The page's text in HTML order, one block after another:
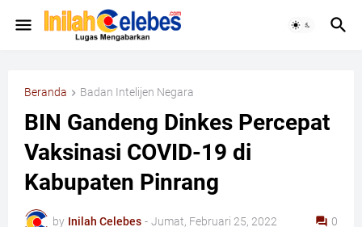
Beranda Badan Intelijen Negara
BIN Gandeng Dinkes Percepat
Vaksinasi COVID-19 di
Kabupaten Pinrang
by Inilah Celebes - Jumat, Februari 25, 2022 0